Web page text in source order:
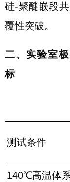
硅-聚醚嵌段
覆性突破。
二、实验室
标
测试条件
140℃高温体